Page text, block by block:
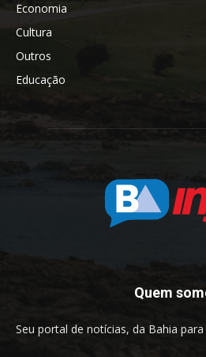
Economia
Cultura
Outros
Educação
Quem
Seu portal de notícias, da Bahia